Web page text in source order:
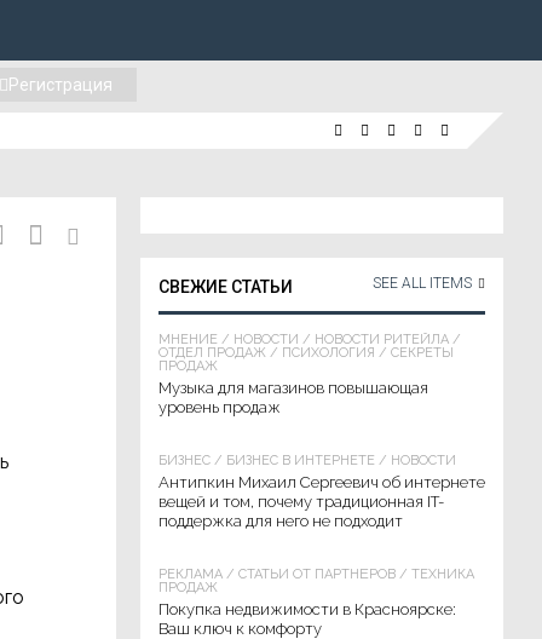
Регистрация
СВЕЖИЕ СТАТЬИ SEE ALL ITEMS
МНЕНИЕ / НОВОСТИ / НОВОСТИ РИТЕЙЛА /
ОТДЕЛ ПРОДАЖ / ПСИХОЛОГИЯ / СЕКРЕТЫ
ПРОДАЖ
Музыка для магазинов повышающая
уровень продаж
БИЗНЕС / БИЗНЕС В ИНТЕРНЕТЕ / НОВОСТИ
Антипкин Михаил Сергеевич об интернете
вещей и том, почему традиционная IT-
поддержка для него не подходит
РЕКЛАМА / СТАТЬИ ОТ ПАРТНЁРОВ / ТЕХНИКА
ПРОДАЖ
Покупка недвижимости в Красноярске:
Ваш ключ к комфорту